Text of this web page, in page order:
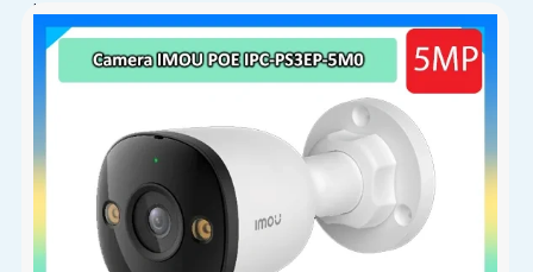
hiện con người và phương tiện, phù hợp lắp đặt cho gia
đình, cửa hàng và văn phòng